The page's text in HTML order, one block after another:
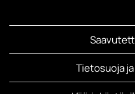
Tietosuoja